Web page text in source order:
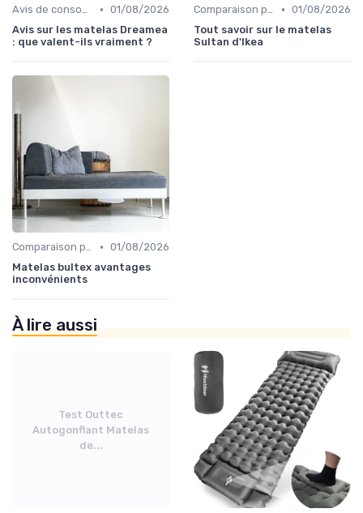
Avis de consommateurs • 01/08/2026
Avis sur les matelas Dreamea
: que valent-ils vraiment ?
Comparaison par marque • 01/08/2026
Tout savoir sur le matelas
Sultan d'Ikea
Comparaison par marque • 01/08/2026
Matelas bultex avantages
inconvénients
À lire aussi
Test Outtec
Autogonflant Matelas
de...